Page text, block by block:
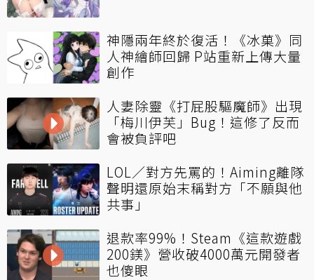
神隱兩年終於復活！《冰菓》同
人神繪師回歸 P站重新上傳大量
創作
人妻除靈《打屁股驅魔師》出現
「梅川伊芙」Bug！這修了反而
會被負評吧
LOL／對方先罵的！Aiming離隊
聲明還原始末稱對方「不願與他
共事」
退款率99%！Steam《這款遊戲
200鎂》營收破4000萬元開發者
也傻眼